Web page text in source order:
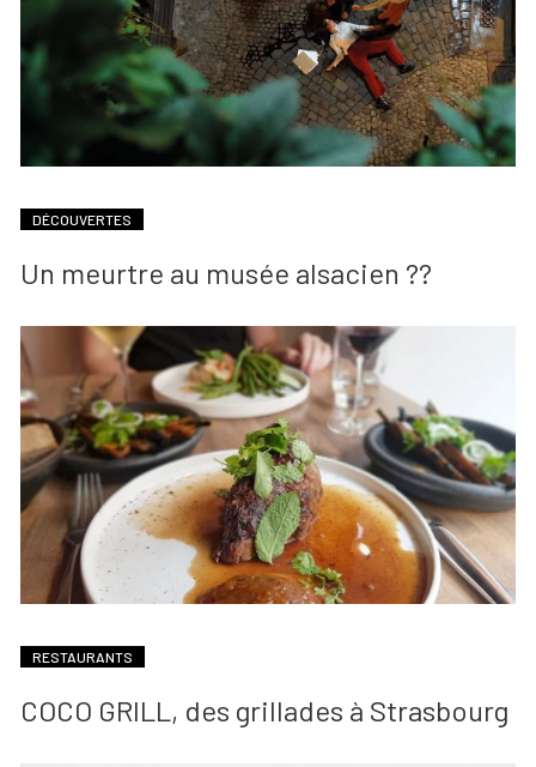
DÉCOUVERTES
Un meurtre au musée alsacien ??
RESTAURANTS
COCO GRILL, des grillades à Strasbourg